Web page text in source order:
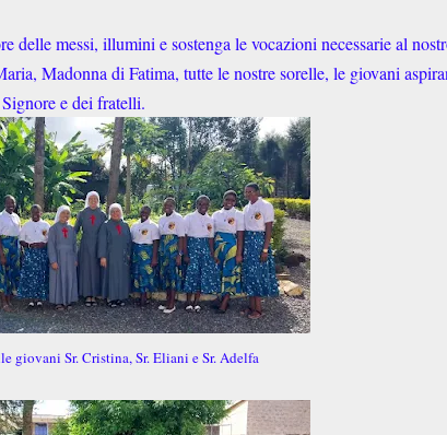
delle messi, illumini e sostenga le vocazioni necessarie al
Madonna di Fatima, tutte le nostre sorelle, le giovani
e dei fratelli.
giovani Sr. Cristina, Sr. Eliani e Sr. Adelfa